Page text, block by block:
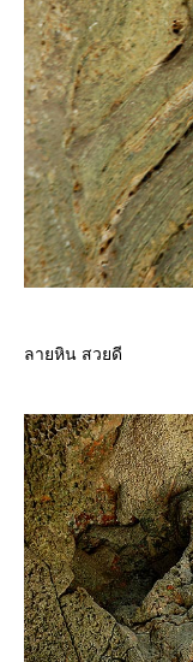
ลายหิน สวยดี